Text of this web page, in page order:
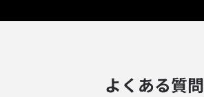
よくある質問